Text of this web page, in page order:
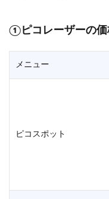
①ピコレーザーの価
メニュー
ピコスポット